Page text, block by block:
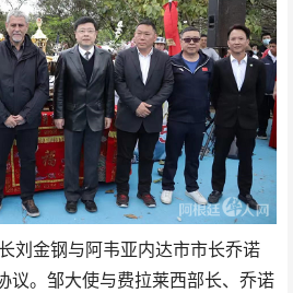
金钢与阿韦亚内达市市长乔诺
议。邹大使与费拉莱西部长、乔诺